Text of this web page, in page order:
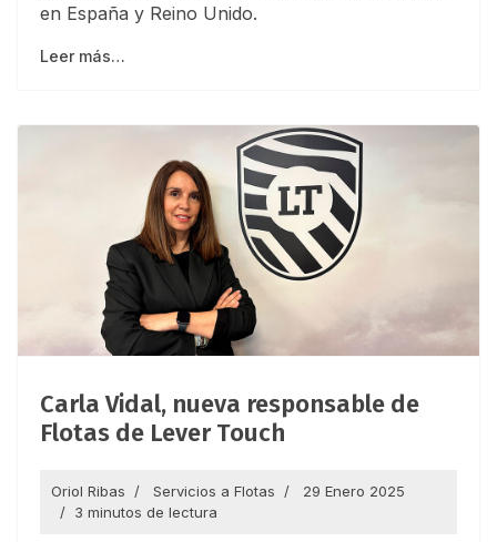
en España y Reino Unido.
Leer más…
Carla Vidal, nueva responsable de
Flotas de Lever Touch
Oriol Ribas Servicios a Flotas
29 Enero 2025
3 minutos de lectura